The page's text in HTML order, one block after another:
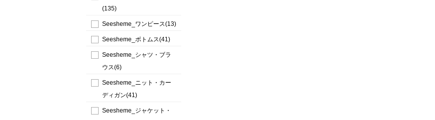
(135)
Seesheme_ワンピース(13)
Seesheme_ボトムス(41)
Seesheme_シャツ・ブラ
ウス(6)
Seesheme_ニット・カー
ディガン(41)
Seesheme_ジャケット・